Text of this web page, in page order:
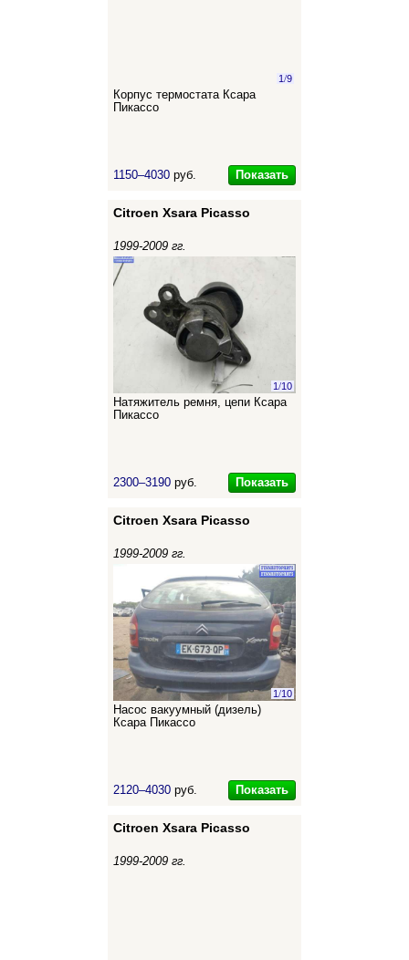
1/9
Корпус термостата Ксара
Пикассо
1150–4030 руб. Показать
Citroen Xsara Picasso
1999-2009 гг.
1/10
Натяжитель ремня, цепи Ксара
Пикассо
2300–3190 руб. Показать
Citroen Xsara Picasso
1999-2009 гг.
1/10
Насос вакуумный (дизель)
Ксара Пикассо
2120–4030 руб. Показать
Citroen Xsara Picasso
1999-2009 гг.